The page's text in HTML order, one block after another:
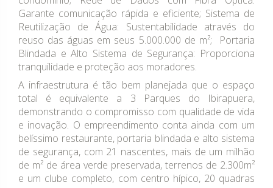
Garante comunicação rápida e eficiente; Sistema de
Reutilização de Água: Sustentabilidade através do
reuso das águas em seus 5.000.000 de m²; Portaria
Blindada e Alto Sistema de Segurança: Proporciona
tranquilidade e proteção aos moradores.
A infraestrutura é tão bem planejada que o espaço
total é equivalente a 3 Parques do Ibirapuera,
demonstrando o compromisso com qualidade de vida
e inovação. O empreendimento conta ainda com um
belíssimo restaurante, portaria blindada e alto sistema
de segurança, com 21 nascentes, mais de um milhão
de m² de área verde preservada, terrenos de 2.300m²
e um clube completo, com centro hípico, 20 quadras